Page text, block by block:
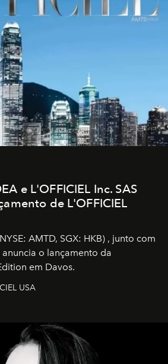
e L'OFFICIEL Inc. SAS
de L'OFFICIEL
AMTD, SGX: HKB) , junto com
anuncia o lançamento da
em Davos.
USA